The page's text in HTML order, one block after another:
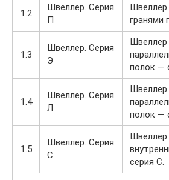
1.2
Швеллер. Серия
П
Швеллер
гранями
1.3
Швеллер. Серия
Э
Швеллер
полок —
1.4
Швеллер. Серия
Л
Швеллер
полок —
1.5
Швеллер. Серия
C
Швеллер
серия С.